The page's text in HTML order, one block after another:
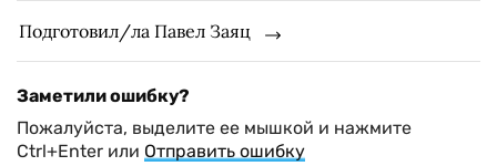
Подготовил/ла Павел Заяц
Заметили ошибку?
Пожалуйста, выделите ее мышкой и нажмите
Ctrl+Enter или Отправить ошибку